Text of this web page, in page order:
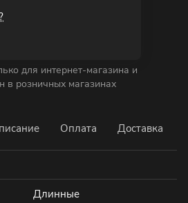
для интернет-магазина и
в розничных магазинах
Оплата Доставка
Длинные